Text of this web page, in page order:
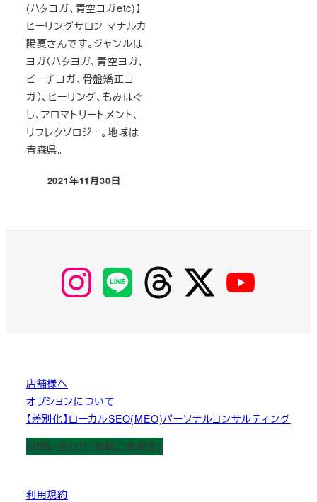
(ハタヨガ、青空ヨガetc)】
ヒーリングサロン マナルカ
陽夏さんです。ジャンルは
ヨガ（ハタヨガ、青空ヨガ、
ビーチヨガ、骨盤矯正ヨ
ガ）、ヒーリング、もみほぐ
し、アロマトリートメント、
リフレクソロジー。地域は
青森県。
投稿日
2021年11月30日
【Instagram】
MyKOBAKO
【LINE】 【threads】 【Twitter】
店舗様へ
オプションについて
【差別化】ローカルSEO(MEO)パーソナルコンサルティング
お問い合わせ（掲載ご依頼含）
利用規約